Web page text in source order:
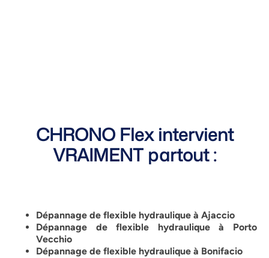
CHRONO Flex intervient
VRAIMENT partout :
Dépannage de flexible hydraulique à Ajaccio
Dépannage de flexible hydraulique à Porto
Vecchio
Dépannage de flexible hydraulique à Bonifacio